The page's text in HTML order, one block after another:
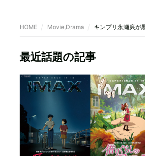
HOME Movie,Drama キンプリ永瀬廉が
最近話題の記事